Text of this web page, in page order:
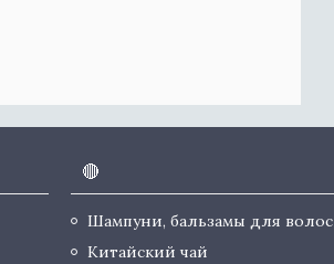
🔴
Шампуни, бальзамы для волос
Китайский чай